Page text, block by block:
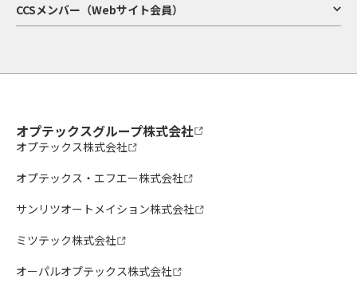
CCSメンバー（Webサイト会員）
オプテックスグループ株式会社
オプテックス株式会社
オプテックス・エフエー株式会社
サンリツオートメイション株式会社
ミツテック株式会社
オーパルオプテックス株式会社